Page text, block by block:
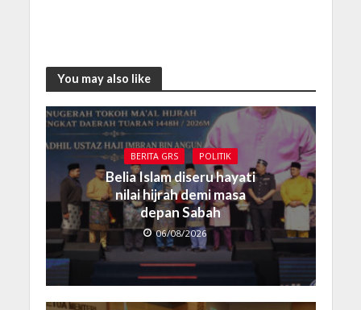
You may also like
BERITA GRS POLITIK
Belia Islam diseru hayati
nilai hijrah demi masa
depan Sabah
06/08/2026